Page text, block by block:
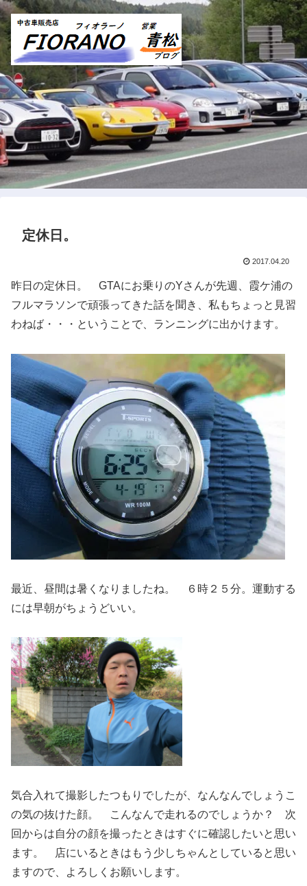
定休日。
2017.04.20
昨日の定休日。 GTAにお乗りのYさんが先週、霞ケ浦の
フルマラソンで頑張ってきた話を聞き、私もちょっと見習
わねば・・・ということで、ランニングに出かけます。
最近、昼間は暑くなりましたね。 ６時２５分。運動する
には早朝がちょうどいい。
気合入れて撮影したつもりでしたが、なんなんでしょうこ
の気の抜けた顔。 こんなんで走れるのでしょうか？ 次
回からは自分の顔を撮ったときはすぐに確認したいと思い
ます。 店にいるときはもう少しちゃんとしていると思い
ますので、よろしくお願いします。